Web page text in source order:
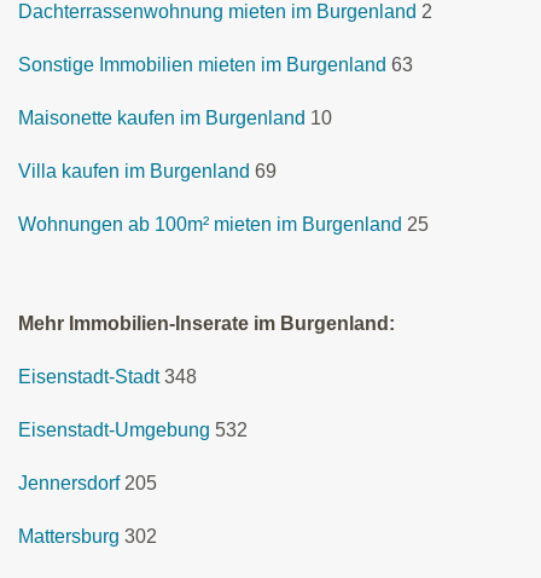
Dachterrassenwohnung mieten im Burgenland 2
Sonstige Immobilien mieten im Burgenland 63
Maisonette kaufen im Burgenland 10
Villa kaufen im Burgenland 69
Wohnungen ab 100m² mieten im Burgenland 25
Mehr Immobilien-Inserate im Burgenland:
Eisenstadt-Stadt 348
Eisenstadt-Umgebung 532
Jennersdorf 205
Mattersburg 302